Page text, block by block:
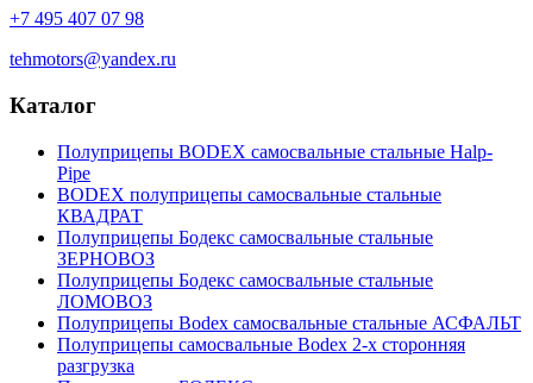
+7 495 407 07 98
tehmotors@yandex.ru
Каталог
Полуприцепы BODEX самосвальные стальные Нalp-
Pipe
BODEX полуприцепы самосвальные стальные
КВАДРАТ
Полуприцепы Бодекс самосвальные стальные
ЗЕРНОВОЗ
Полуприцепы Бодекс самосвальные стальные
ЛОМОВОЗ
Полуприцепы Bodex самосвальные стальные АСФАЛЬТ
Полуприцепы самосвальные Bodex 2-х сторонняя
разгрузка